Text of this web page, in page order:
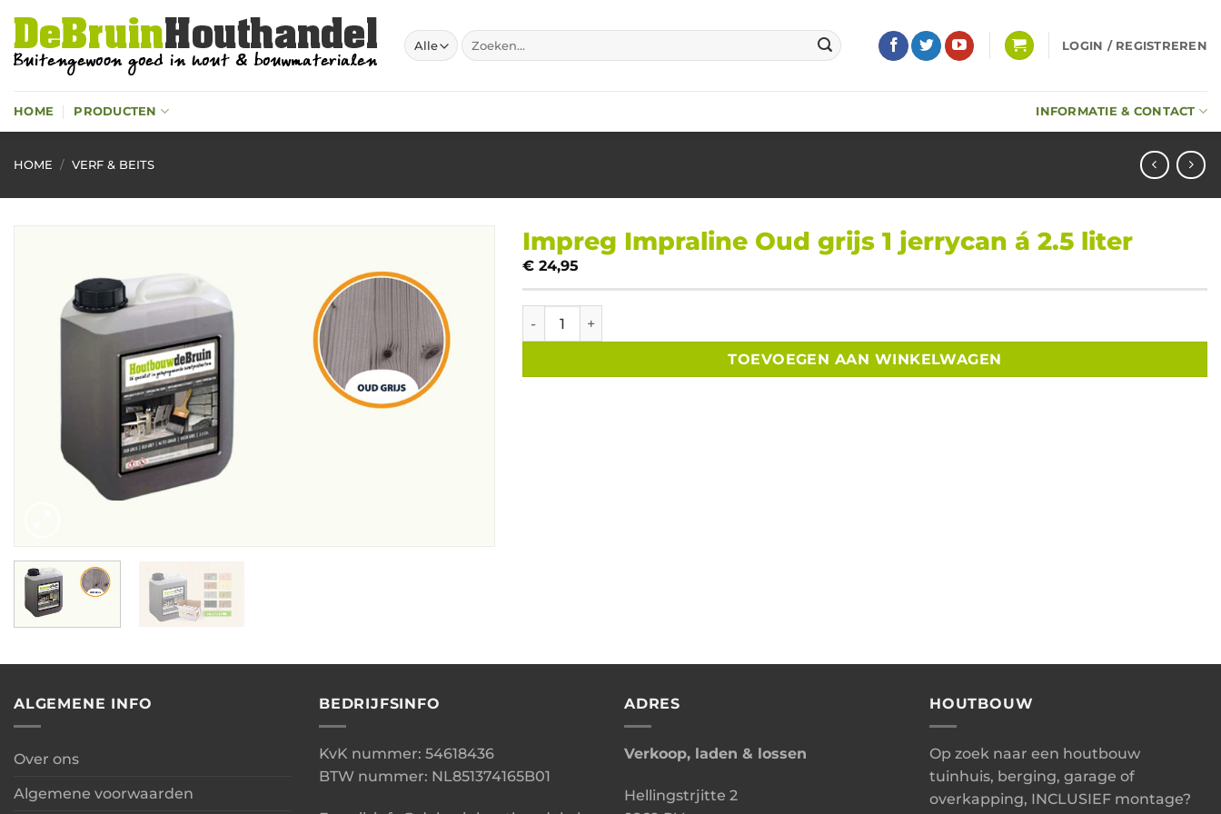
inhoud
Zoeken
naar:
LOGIN / REGISTREREN
HOME PRODUCTEN INFORMATIE & CONTACT
HOME / VERF & BEITS
Impreg Impraline Oud grijs 1 jerrycan á 2.5 liter
€ 24,95
Impreg Impraline Oud grijs 1 jerrycan á 2.5 liter aantal
TOEVOEGEN AAN WINKELWAGEN
ALGEMENE INFO
Over ons
Algemene voorwaarden
BEDRIJFSINFO
KvK nummer: 54618436
BTW nummer: NL851374165B01
ADRES
Verkoop, laden & lossen
Hellingstrjitte 2
HOUTBOUW
Op zoek naar een houtbouw
tuinhuis, berging, garage of
overkapping, INCLUSIEF montage?